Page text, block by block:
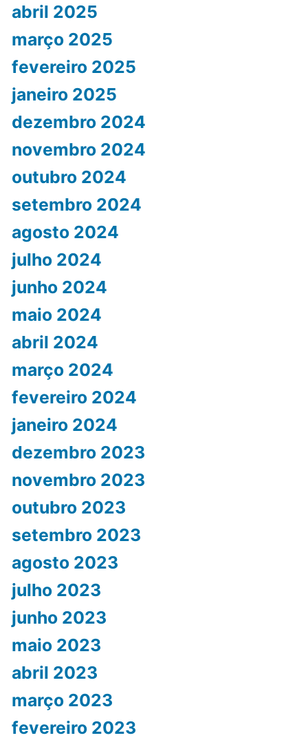
abril 2025
março 2025
fevereiro 2025
janeiro 2025
dezembro 2024
novembro 2024
outubro 2024
setembro 2024
agosto 2024
julho 2024
junho 2024
maio 2024
abril 2024
março 2024
fevereiro 2024
janeiro 2024
dezembro 2023
novembro 2023
outubro 2023
setembro 2023
agosto 2023
julho 2023
junho 2023
maio 2023
abril 2023
março 2023
fevereiro 2023